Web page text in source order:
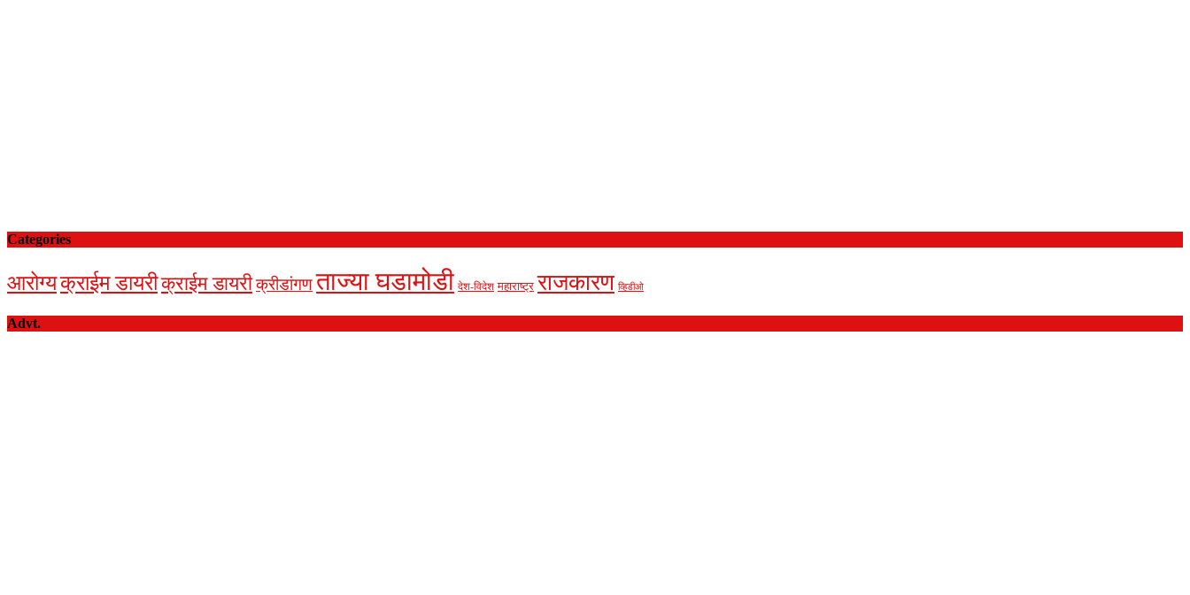
Categories
आरोग्यक्राईम डायरीक्राईम डायरीक्रीडांगणताज्या घडामोडी देश-विदेश महाराष्ट्र राजकारण व्हिडीओ
Advt.